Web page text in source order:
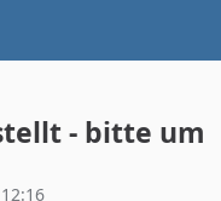
- bitte um